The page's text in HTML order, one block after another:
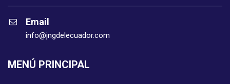
Email
info@jngdelecuador.com
MENÚ PRINCIPAL